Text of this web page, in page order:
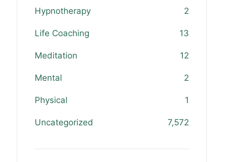
Hypnotherapy 2
Life Coaching 13
Meditation 12
Mental 2
Physical 1
Uncategorized 7,572